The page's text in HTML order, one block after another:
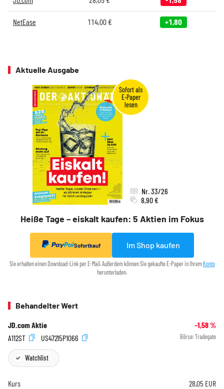
NetEase 114,00€ +1,80
Aktuelle Ausgabe
Heiße Tage – eiskalt kaufen: 5 Aktien im Fokus
Nr. 33/26
8,90 €
Sofortkauf Im Shop kaufen
Sie erhalten einen Download-Link per E-Mail. Außerdem können Sie gekaufte E-Paper in Ihrem Konto
herunterladen.
Behandelter Wert
JD.com Aktie -1,58%
A112ST
US47215P1066 Börse: Tradegate
Watchlist
Kurs 28,05 EUR